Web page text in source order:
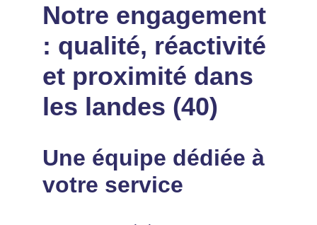
Notre engagement
: qualité, réactivité
et proximité dans
les landes (40)
Une équipe dédiée à
votre service